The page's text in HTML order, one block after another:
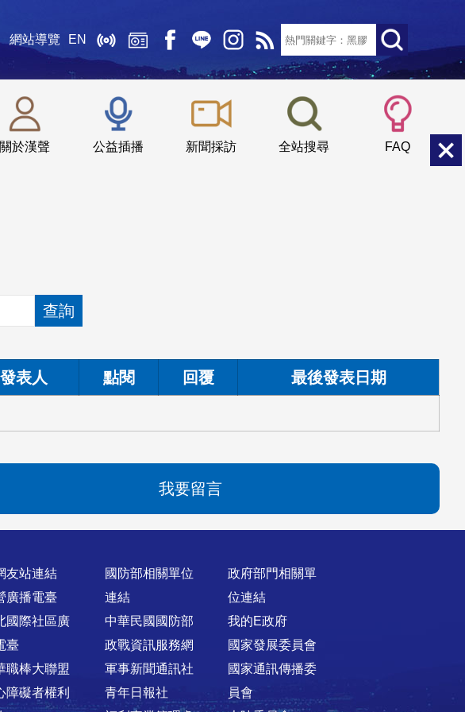
網站導覽 EN
關於漢聲 公益插播 新聞採訪 全站搜尋 FAQ
小 中
查詢
發表人 點閱 回覆 最後發表日期
我要留言
友站連結
廣播電臺
國際社區廣
臺
職棒大聯盟
障礙者權利
國防部相關單位
連結
中華民國國防部
政戰資訊服務網
軍事新聞通訊社
青年日報社
政府部門相關單
位連結
我的E政府
國家發展委員會
國家通訊傳播委
員會